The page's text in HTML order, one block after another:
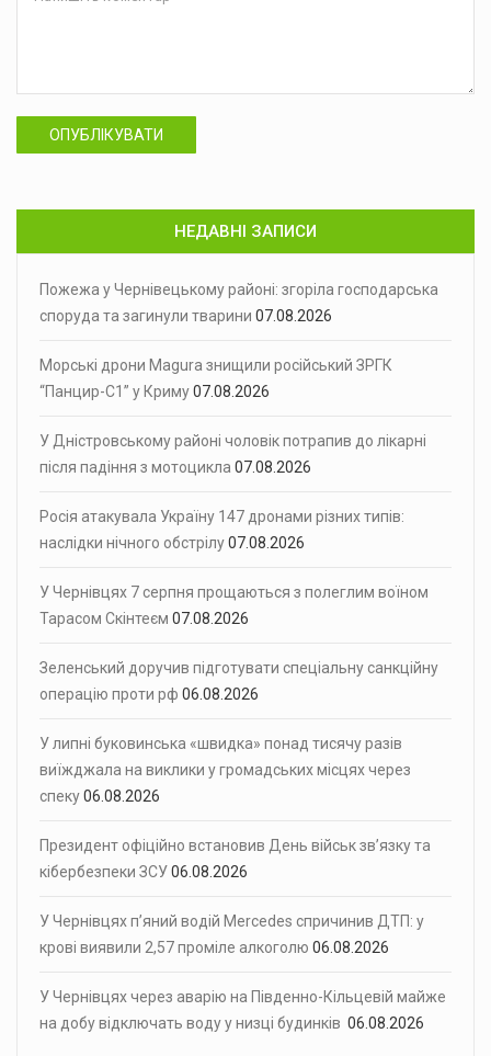
ОПУБЛІКУВАТИ
НЕДАВНІ ЗАПИСИ
Пожежа у Чернівецькому районі: згоріла господарська
споруда та загинули тварини 07.08.2026
Морські дрони Magura знищили російський ЗРГК
“Панцир-С1” у Криму07.08.2026
У Дністровському районі чоловік потрапив до лікарні
після падіння з мотоцикла 07.08.2026
Росія атакувала Україну 147 дронами різних типів:
наслідки нічного обстрілу07.08.2026
У Чернівцях 7 серпня прощаються з полеглим воїном
Тарасом Скінтеєм 07.08.2026
Зеленський доручив підготувати спеціальну санкційну
операцію проти рф 06.08.2026
У липні буковинська «швидка» понад тисячу разів
виїжджала на виклики у громадських місцях через
спеку06.08.2026
Президент офіційно встановив День військ зв’язку та
кібербезпеки ЗСУ06.08.2026
У Чернівцях п’яний водій Mercedes спричинив ДТП: у
крові виявили 2,57 проміле алкоголю 06.08.2026
У Чернівцях через аварію на Південно-Кільцевій майже
на добу відключать воду у низці будинків 06.08.2026